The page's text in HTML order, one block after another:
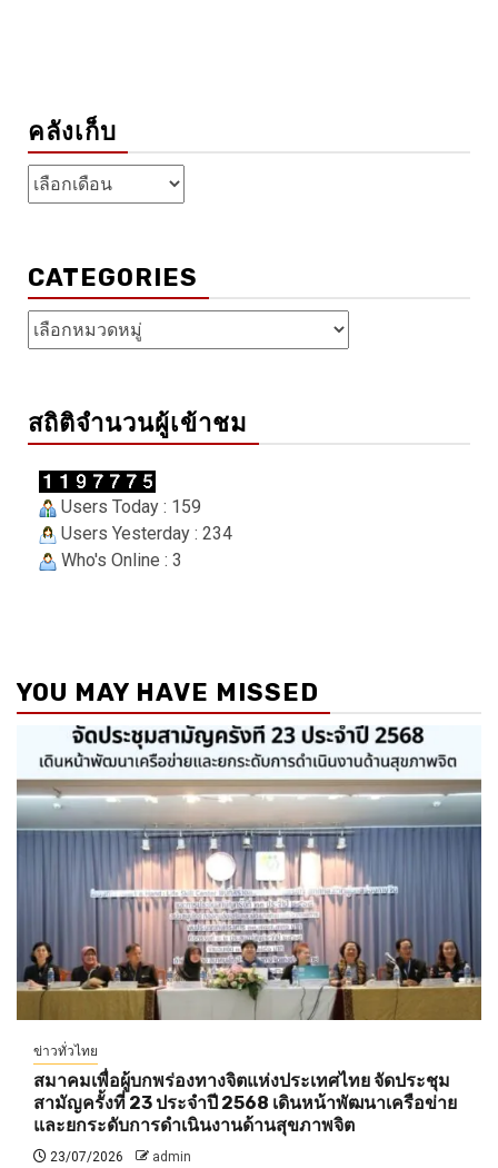
คลังเก็บ
คลัง
เก็บ
CATEGORIES
Categories
สถิติจำนวนผู้เข้าชม
Users Today : 159
Users Yesterday : 234
Who's Online : 3
YOU MAY HAVE MISSED
ข่าวทั่วไทย
สมาคมเพื่อผู้บกพร่องทางจิตแห่งประเทศไทย จัดประชุม
สามัญครั้งที่ 23 ประจำปี 2568 เดินหน้าพัฒนาเครือข่าย
และยกระดับการดำเนินงานด้านสุขภาพจิต
23/07/2026 admin